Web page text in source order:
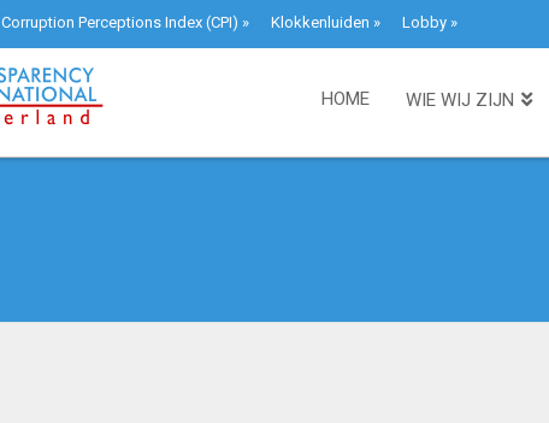
Corruption Perceptions Index (CPI) » Klokkenluiden » Lobby»
HOME WIE WIJ ZIJN